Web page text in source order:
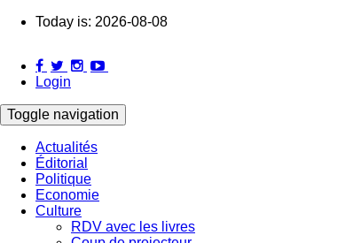
Skip
content
Today is: 2026-08-08
Login
Toggle navigation
Main
navigation
Actualités
Éditorial
Politique
Economie
Culture
RDV avec les livres